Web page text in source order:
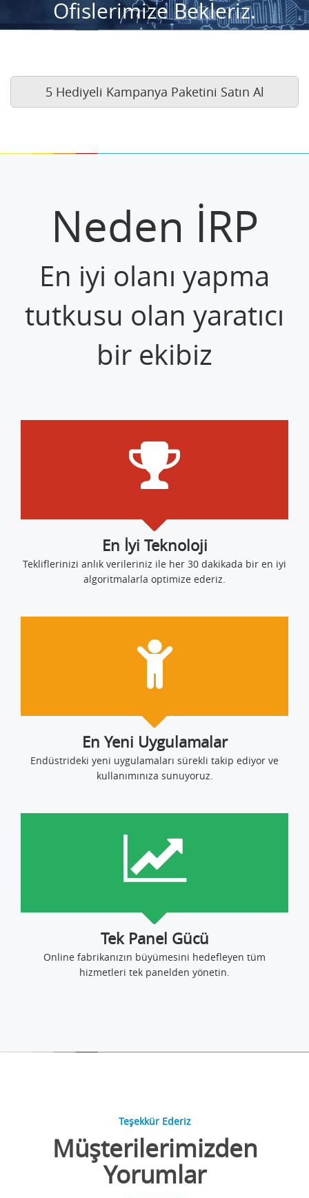
Ofislerimize Bekleriz.
5 Hediyeli Kampanya Paketini Satın Al
Neden İRP
En iyi olanı yapma
tutkusu olan yaratıcı
bir ekibiz
En İyi Teknoloji
Tekliflerinizi anlık verileriniz ile her 30 dakikada bir en iyi
algoritmalarla optimize ederiz.
En Yeni Uygulamalar
Endüstrideki yeni uygulamaları sürekli takip ediyor ve
kullanımınıza sunuyoruz.
Tek Panel Gücü
Online fabrikanızın büyümesini hedefleyen tüm
hizmetleri tek panelden yönetin.
Teşekkür Ederiz
Müşterilerimizden
Yorumlar